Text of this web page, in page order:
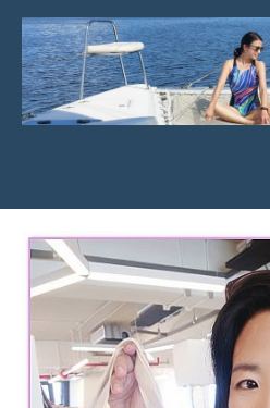
Skip
content
菲
亞
娃
JEFFIA
FANG
亞
粉